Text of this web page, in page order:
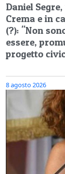
Daniel
Crema e in
(?): "Non
essere,
progetto
8 agosto 2026